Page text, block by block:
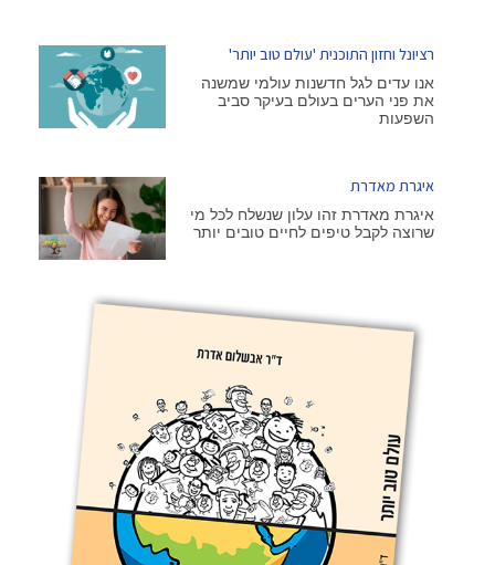
רציונל וחזון התוכנית 'עולם טוב יותר'
אנו עדים לגל חדשנות עולמי שמשנה
את פני הערים בעולם בעיקר סביב
השפעות
איגרת מאדרת
איגרת מאדרת זהו עלון שנשלח לכל מי
שרוצה לקבל טיפים לחיים טובים יותר